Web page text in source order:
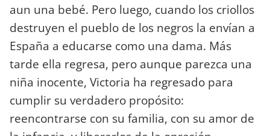
aun una bebé. Pero luego, cuando los criollos
destruyen el pueblo de los negros la envían a
España a educarse como una dama. Más
tarde ella regresa, pero aunque parezca una
niña inocente, Victoria ha regresado para
cumplir su verdadero propósito:
reencontrarse con su familia, con su amor de